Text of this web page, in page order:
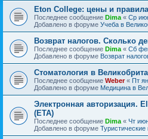
Eton College: цены и
Последнее сообщение Dima « Ср
Добавлено в форуме Учеба в
Возврат налогов. Сколько
Последнее сообщение Dima « Сб
Добавлено в форуме Возврат
Стоматология в
Последнее сообщение Weber« Пт
Добавлено в форуме Медицина в
Электронная авторизация.
(ETA)
Последнее сообщение Dima « Чт
Добавлено в форуме Туристические